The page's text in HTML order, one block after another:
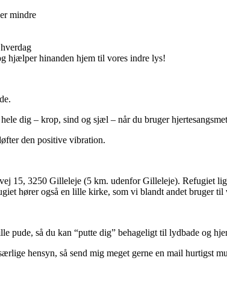
mindre
hjælper hinanden hjem til vores indre lys!
dig – krop, sind og sjæl – når du bruger
den positive vibration.
15, 3250 Gilleleje (5 km. udenfor Gilleleje). Refugiet
hører også en lille kirke, som vi blandt andet bruger til
pude, så du kan “putte dig” behageligt til lydbade og
hensyn, så send mig meget gerne en mail hurtigst